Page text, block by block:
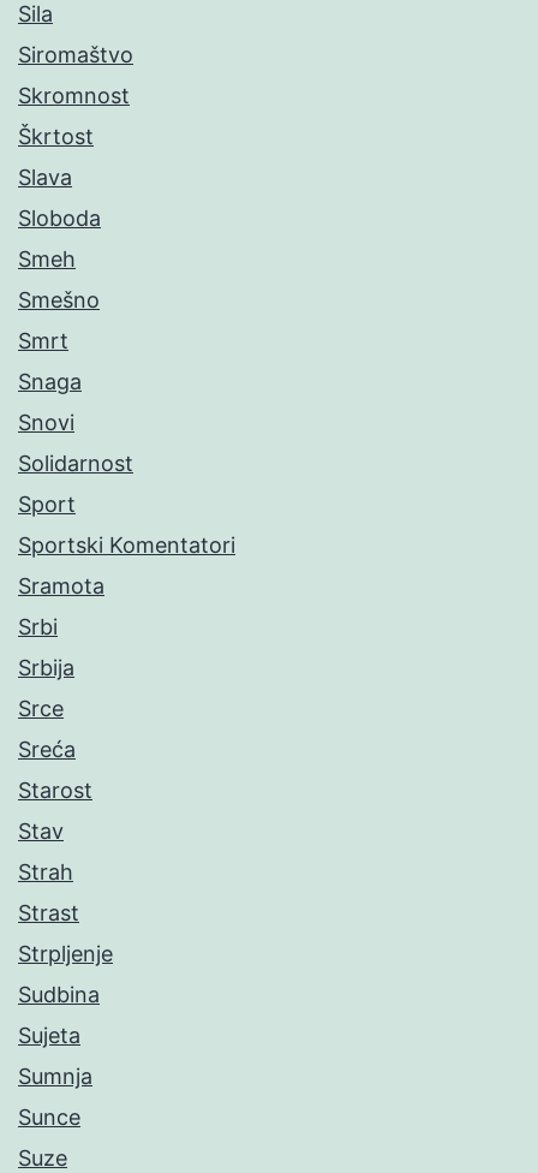
Sila
Siromaštvo
Skromnost
Škrtost
Slava
Sloboda
Smeh
Smešno
Smrt
Snaga
Snovi
Solidarnost
Sport
Sportski Komentatori
Sramota
Srbi
Srbija
Srce
Sreća
Starost
Stav
Strah
Strast
Strpljenje
Sudbina
Sujeta
Sumnja
Sunce
Suze